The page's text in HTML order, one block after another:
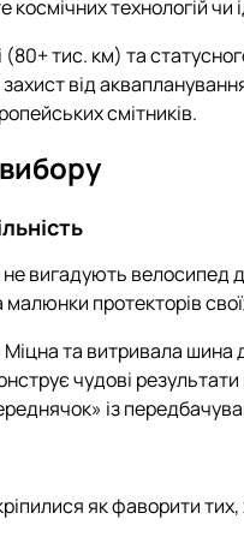
технологій чи
тис. км) та
від
смітників.
вигадують велосипед
протекторів
та витривала шина
чудові
із
як фаворити